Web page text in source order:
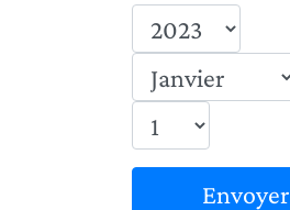
Envoyer